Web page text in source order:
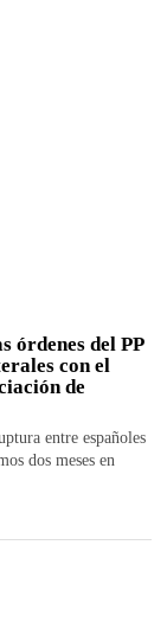
órdenes del PP
con el
de
entre españoles
dos meses en